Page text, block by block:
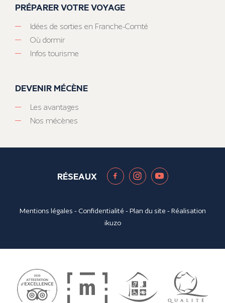
PRÉPARER VOTRE VOYAGE
Idées de sorties en Franche-Comté
Où dormir
Infos tourisme
DEVENIR MÉCÈNE
Les avantages
Nos mécènes
RÉSEAUX
Mentions légales - Confidentialité -Plan du site - Réalisation
ikuzo